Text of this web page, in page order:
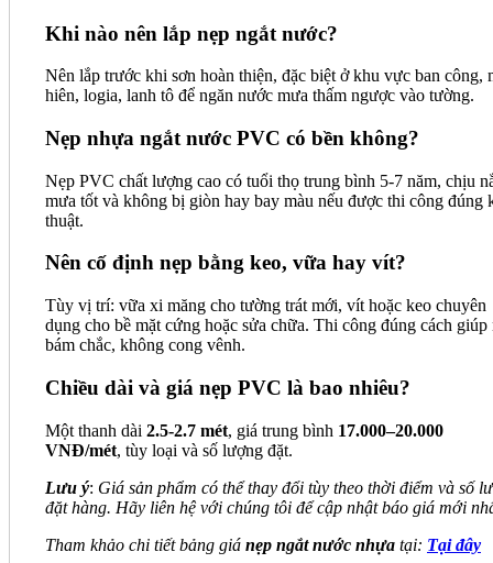
Khi nào nên lắp nẹp ngắt nước?
Nên lắp trước khi sơn hoàn thiện, đặc biệt ở khu vực ban công,
hiên, logia, lanh tô để ngăn nước mưa thấm ngược vào tường.
Nẹp nhựa ngắt nước PVC có bền không?
Nẹp PVC chất lượng cao có tuổi thọ trung bình 5-7 năm, chịu
mưa tốt và không bị giòn hay bay màu nếu được thi công đúng
thuật.
Nên cố định nẹp bằng keo, vữa hay vít?
Tùy vị trí: vữa xi măng cho tường trát mới, vít hoặc keo chuyên
dụng cho bề mặt cứng hoặc sửa chữa. Thi công đúng cách giúp
bám chắc, không cong vênh.
Chiều dài và giá nẹp PVC là bao nhiêu?
Một thanh dài 2.5-2.7 mét, giá trung bình 17.000–20.000
VNĐ/mét, tùy loại và số lượng đặt.
Lưu ý: Giá sản phẩm có thể thay đổi tùy theo thời điểm và số
đặt hàng. Hãy liên hệ với chúng tôi để cập nhật báo giá mới
Tham khảo chi tiết bảng giá nẹp ngắt nước nhựa tại: Tại đây